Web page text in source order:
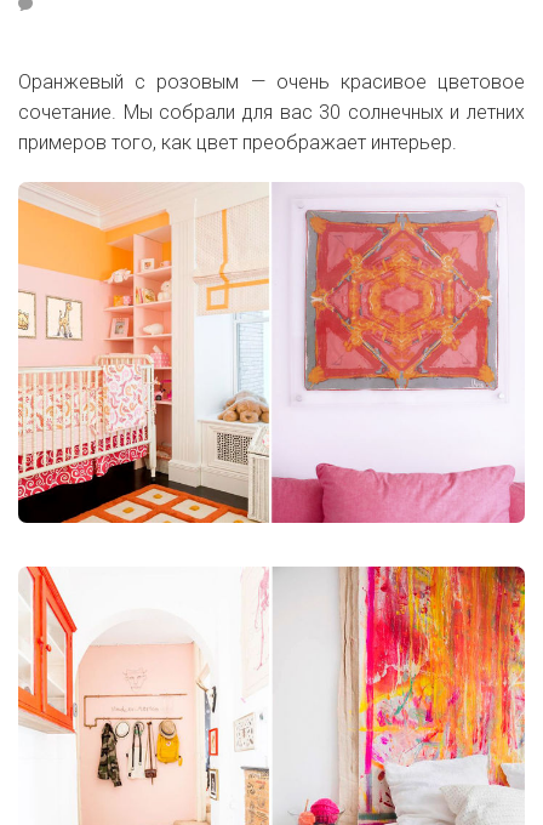
Оранжевый с розовым — очень красивое цветовое
сочетание. Мы собрали для вас 30 солнечных и летних
примеров того, как цвет преображает интерьер.